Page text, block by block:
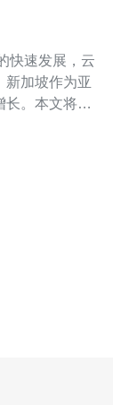
新加坡作为亚
长。本文将探